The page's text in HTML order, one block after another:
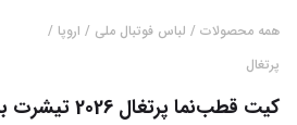
همه محصولات / لباس فوتبال ملی / اروپا /
پرتغال
کیت قطب‌نما پرتغال 2026 تیشرت با شورت